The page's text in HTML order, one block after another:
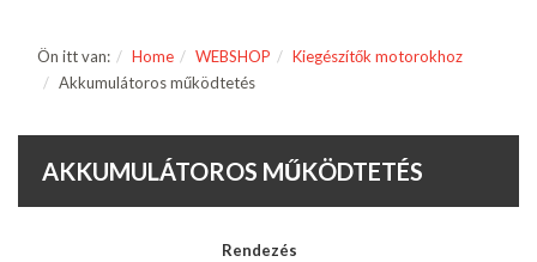
Ön itt van: Home WEBSHOP
Kiegészítők motorokhoz
Akkumulátoros működtetés
AKKUMULÁTOROS MŰKÖDTETÉS
Rendezés